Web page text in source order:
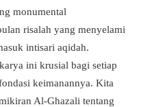
monumental
risalah yang menyelami
intisari aqidah.
ini krusial bagi setiap
keimanannya. Kita
Al-Ghazali tentang